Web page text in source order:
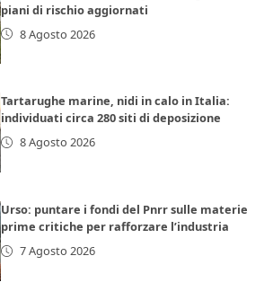
piani di rischio aggiornati
8 Agosto 2026
Tartarughe marine, nidi in calo in Italia:
individuati circa 280 siti di deposizione
8 Agosto 2026
Urso: puntare i fondi del Pnrr sulle materie
prime critiche per rafforzare l’industria
7 Agosto 2026